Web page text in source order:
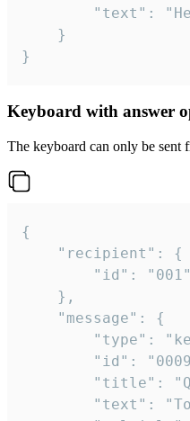
}
Keyboard with answer
The keyboard can only be sent
{